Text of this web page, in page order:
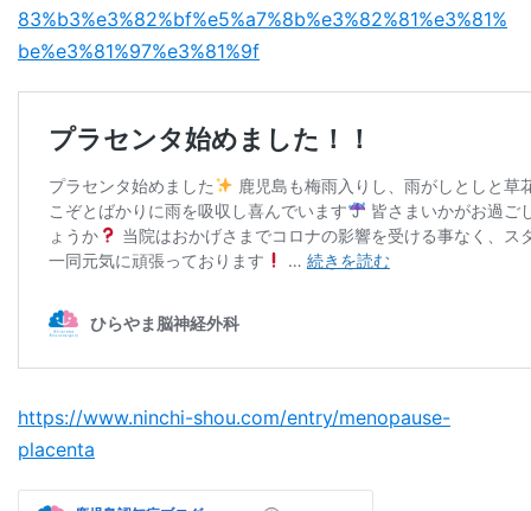
83%b3%e3%82%bf%e5%a7%8b%e3%82%81%e3%81%
be%e3%81%97%e3%81%9f
https://www.ninchi-shou.com/entry/menopause-
placenta